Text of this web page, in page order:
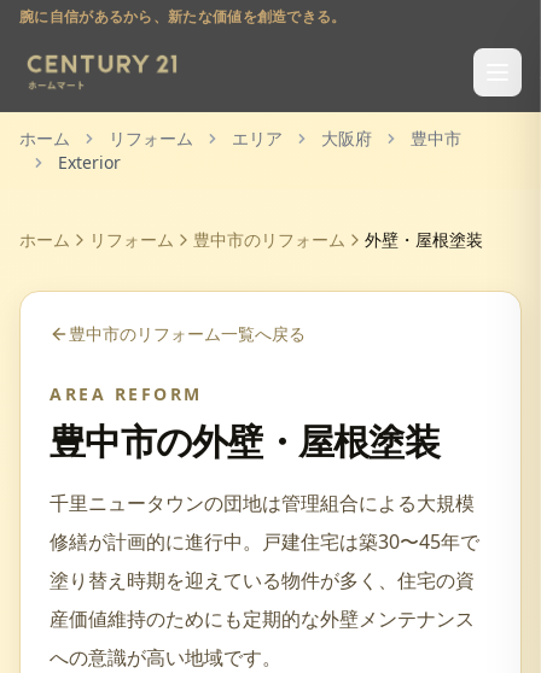
腕に自信があるから、新たな価値を創造できる。
ホーム リフォーム エリア 大阪府
豊中市
Exterior
ホーム リフォーム 豊中市のリフォーム 外壁・屋根塗装
豊中市のリフォーム一覧へ戻る
AREA REFORM
豊中市の外壁・屋根塗装
千里ニュータウンの団地は管理組合による大規模
修繕が計画的に進行中。戸建住宅は築30〜45年で
塗り替え時期を迎えている物件が多く、住宅の資
産価値維持のためにも定期的な外壁メンテナンス
への意識が高い地域です。